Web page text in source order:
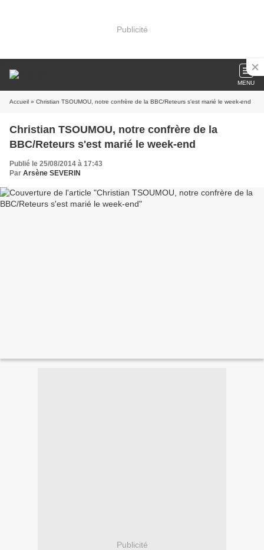
Publicité
MENU
Accueil » Christian TSOUMOU, notre confrère de la BBC/Reteurs s'est marié le week-end
Christian TSOUMOU, notre confrère de la
BBC/Reteurs s'est marié le week-end
Publié le 25/08/2014 à 17:43
Par Arsène SEVERIN
Publicité